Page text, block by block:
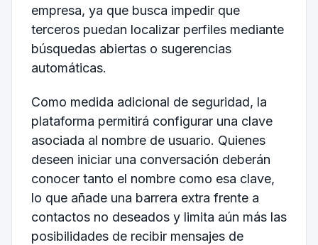
empresa, ya que busca impedir que
terceros puedan localizar perfiles mediante
búsquedas abiertas o sugerencias
automáticas.
Como medida adicional de seguridad, la
plataforma permitirá configurar una clave
asociada al nombre de usuario. Quienes
deseen iniciar una conversación deberán
conocer tanto el nombre como esa clave,
lo que añade una barrera extra frente a
contactos no deseados y limita aún más las
posibilidades de recibir mensajes de